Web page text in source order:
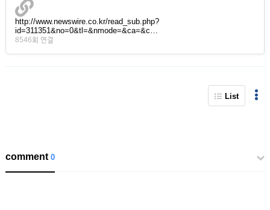
http://www.newswire.co.kr/read_sub.php?
id=311351&no=0&tl=&nmode=&ca=&c…
8546회 연결
List
comment0